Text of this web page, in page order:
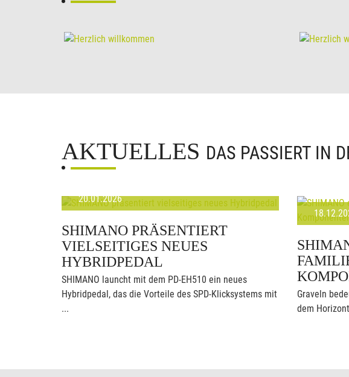
AKTUELLES DAS PASSIERT IN
20.01.2026
SHIMANO PRÄSENTIERT
VIELSEITIGES NEUES
HYBRIDPEDAL
SHIMANO launcht mit dem PD-EH510 ein neues
Hybridpedal, das die Vorteile des SPD-Klicksystems mit
...
Graveln
dem